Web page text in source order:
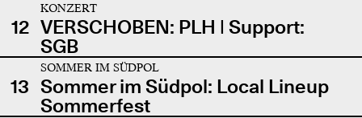
12
KONZERT
VERSCHOBEN: PLH | Support:
SGB
13
SOMMER IM SÜDPOL
Sommer im Südpol: Local Lineup
Sommerfest